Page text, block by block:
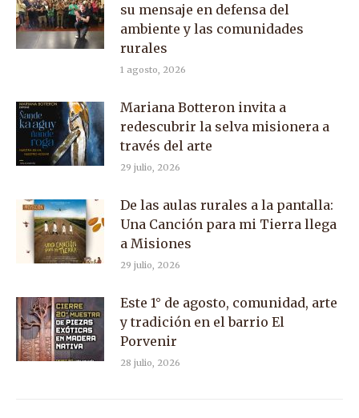
su mensaje en defensa del
ambiente y las comunidades
rurales
1 agosto, 2026
Mariana Botteron invita a
redescubrir la selva misionera a
través del arte
29 julio, 2026
De las aulas rurales a la pantalla:
Una Canción para mi Tierra llega
a Misiones
29 julio, 2026
Este 1° de agosto, comunidad, arte
y tradición en el barrio El
Porvenir
28 julio, 2026